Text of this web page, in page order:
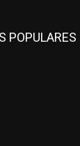
POPULARES